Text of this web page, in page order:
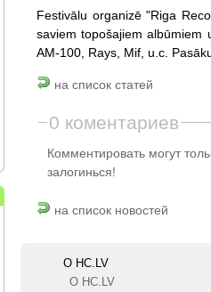
Festivālu organizē "Riga
saviem topošajiem albūmiem
AM-100, Rays, Mif, u.c.
на список статей
0 коментариев
Комментировать могут
залогинься!
на список новостей
О HC.LV
О HC.LV